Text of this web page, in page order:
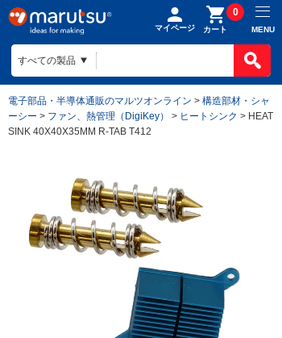
マイページ カート
0
MENU
電子部品・半導体通販のマルツオンライン > 構造部材・シャ
ーシー > ファン、熱管理（DigiKey） > ヒートシンク > HEAT
SINK 40X40X35MM R-TAB T412